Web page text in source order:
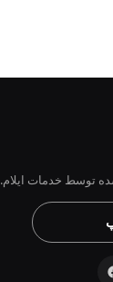
توسط خدمات ایلام.